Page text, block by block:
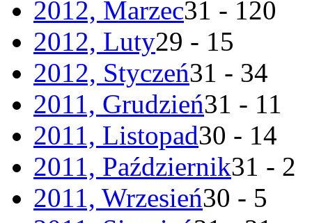
2012, Marzec31 - 120
2012, Luty29 - 15
2012, Styczeń31 - 34
2011, Grudzień31 - 11
2011, Listopad30 - 14
2011, Październik31 - 2
2011, Wrzesień30 - 5